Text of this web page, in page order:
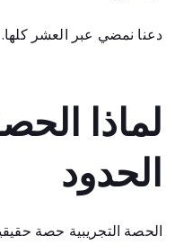
دعنا نمضي عبر العشر كلها.
لماذا
الحدود
الحصة التجريبية حصة